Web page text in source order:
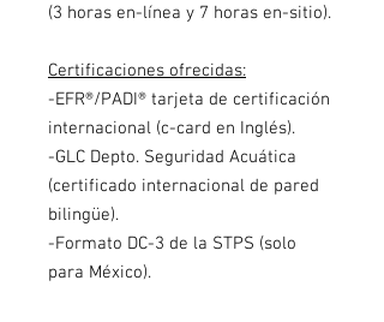
(3 horas en-línea y 7 horas en-sitio).
Certificaciones ofrecidas:
-EFR®/PADI® tarjeta de certificación
internacional (c-card en Inglés).
-GLC Depto. Seguridad Acuática
(certificado internacional de pared
bilingüe).
-Formato DC-3 de la STPS (solo
para México).